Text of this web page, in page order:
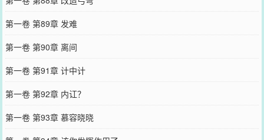
第一卷 第89章 发难
第一卷 第90章 离间
第一卷 第91章 计中计
第一卷 第92章 内讧？
第一卷 第93章 慕容晓晓